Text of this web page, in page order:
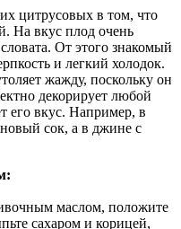
цитрусовых в том, что
На вкус плод очень
От этого знакомый
и легкий холодок.
жажду, поскольку он
декорирует любой
его вкус. Например, в
сок, а в джине с
маслом, положите
сахаром и корицей,